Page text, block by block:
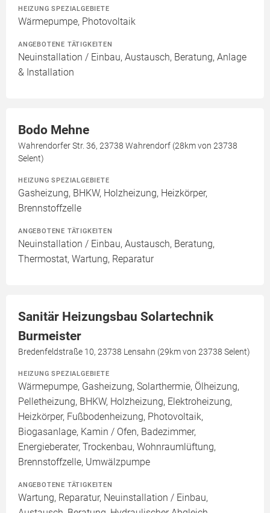
HEIZUNG SPEZIALGEBIETE
Wärmepumpe, Photovoltaik
ANGEBOTENE TÄTIGKEITEN
Neuinstallation / Einbau, Austausch, Beratung, Anlage
& Installation
Bodo Mehne
Wahrendorfer Str. 36, 23738 Wahrendorf (28km von 23738
Selent)
HEIZUNG SPEZIALGEBIETE
Gasheizung, BHKW, Holzheizung, Heizkörper,
Brennstoffzelle
ANGEBOTENE TÄTIGKEITEN
Neuinstallation / Einbau, Austausch, Beratung,
Thermostat, Wartung, Reparatur
Sanitär Heizungsbau Solartechnik
Burmeister
Bredenfeldstraße 10, 23738 Lensahn (29km von 23738 Selent)
HEIZUNG SPEZIALGEBIETE
Wärmepumpe, Gasheizung, Solarthermie, Ölheizung,
Pelletheizung, BHKW, Holzheizung, Elektroheizung,
Heizkörper, Fußbodenheizung, Photovoltaik,
Biogasanlage, Kamin / Ofen, Badezimmer,
Energieberater, Trockenbau, Wohnraumlüftung,
Brennstoffzelle, Umwälzpumpe
ANGEBOTENE TÄTIGKEITEN
Wartung, Reparatur, Neuinstallation / Einbau,